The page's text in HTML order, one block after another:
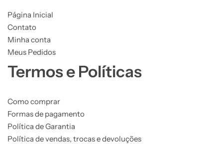
Página Inicial
Contato
Minha conta
Meus Pedidos
Termos e Políticas
Como comprar
Formas de pagamento
Política de Garantia
Política de vendas, trocas e devoluções